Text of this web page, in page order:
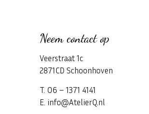
Neem contact op
Veerstraat 1c
2871CD Schoonhoven
T. 06 – 1371 4141
E. info@AtelierQ.nl